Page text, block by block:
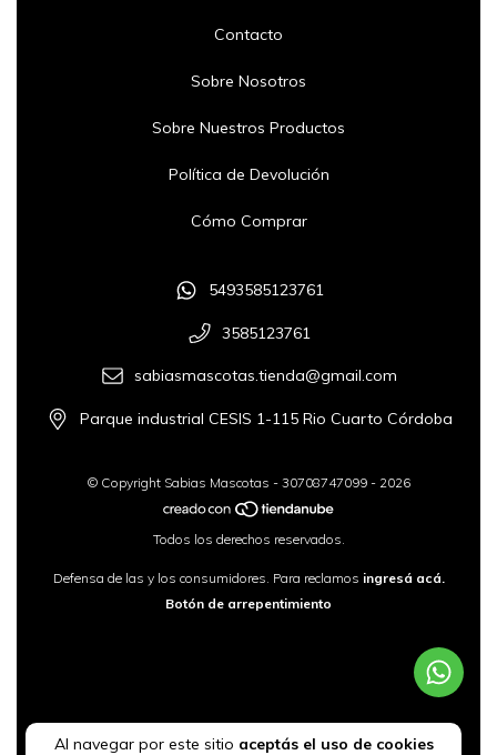
Al navegar por este sitio aceptás el uso de cookies
Contacto
Sobre Nosotros
Sobre Nuestros Productos
Política de Devolución
Cómo Comprar
5493585123761
3585123761
sabiasmascotas.tienda@gmail.com
Parque industrial CESIS 1-115 Rio Cuarto Córdoba
© Copyright Sabias Mascotas - 30708747099 - 2026
Todos los derechos reservados.
Defensa de las y los consumidores. Para reclamos ingresá acá.
Botón de arrepentimiento